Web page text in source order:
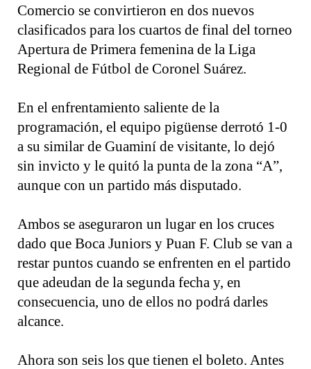
Comercio se convirtieron en dos nuevos
clasificados para los cuartos de final del torneo
Apertura de Primera femenina de la Liga
Regional de Fútbol de Coronel Suárez.
En el enfrentamiento saliente de la
programación, el equipo pigüense derrotó 1-0
a su similar de Guaminí de visitante, lo dejó
sin invicto y le quitó la punta de la zona “A”,
aunque con un partido más disputado.
Ambos se aseguraron un lugar en los cruces
dado que Boca Juniors y Puan F. Club se van a
restar puntos cuando se enfrenten en el partido
que adeudan de la segunda fecha y, en
consecuencia, uno de ellos no podrá darles
alcance.
Ahora son seis los que tienen el boleto. Antes